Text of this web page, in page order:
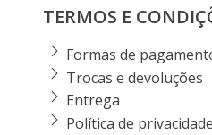
TERMOS E
Formas de
Trocas e devoluções
Entrega
Política de privacidade